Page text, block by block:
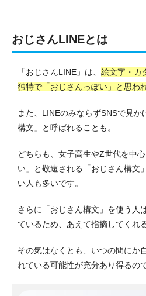
おじさんLINEとは
「おじさんLINE」は、 絵文字・カ
独特で「おじさんっぽい」と思わ
また、LINEのみならずSNSで見
構文」と呼ばれることも。
どちらも、女子高生やZ世代を中
い」と敬遠される「おじさん構文
い人も多いです。
さらに「おじさん構文」を使う人
ているため、あえて指摘してくれ
その気はなくとも、いつの間にか
れている可能性が充分あり得るので